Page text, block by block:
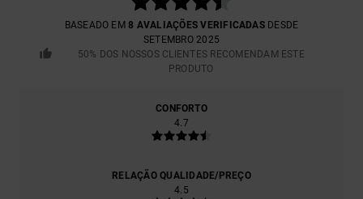
BASEADO EM8 AVALIAÇÕES VERIFICADASDESDE
SETEMBRO 2025
50% DOS NOSSOS CLIENTES RECOMENDAM ESTE
PRODUTO
CONFORTO
4.7
RELAÇÃO QUALIDADE/PREÇO
4.5